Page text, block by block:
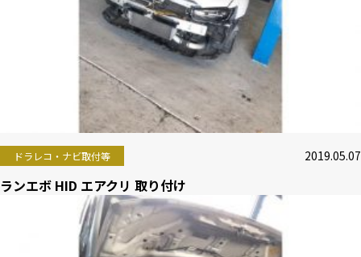
ドラレコ・ナビ取付等 2019.05.07
ランエボ HID エアクリ 取り付け